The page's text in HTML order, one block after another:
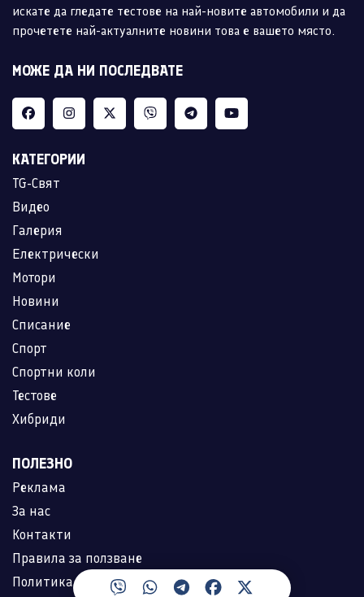
искате да гледате тестове на най-новите автомобили и да
прочетете най-актуалните новини това е вашето място.
МОЖЕ ДА НИ ПОСЛЕДВАТЕ
КАТЕГОРИИ
TG-Свят
Видео
Галерия
Електрически
Мотори
Новини
Списание
Спорт
Спортни коли
Тестове
Хибриди
ПОЛЕЗНО
Реклама
За нас
Контакти
Правила за ползване
Политика за лични данни